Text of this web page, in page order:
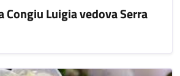
Congiu Luigia vedova Serra